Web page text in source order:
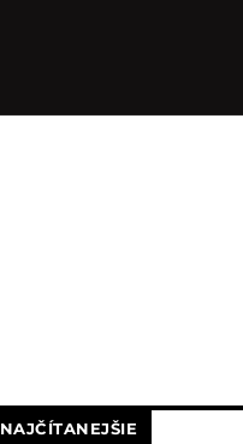
NAJČÍTANEJŠIE